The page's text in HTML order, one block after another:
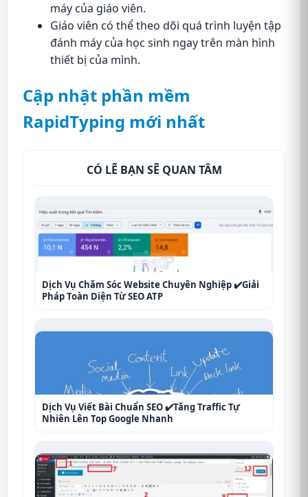
máy của giáo viên.
Giáo viên có thể theo dõi quá trình luyện tập
đánh máy của học sinh ngay trên màn hình
thiết bị của mình.
Cập nhật phần mềm
RapidTyping mới nhất
CÓ LẼ BẠN SẼ QUAN TÂM
Dịch Vụ Chăm Sóc Website Chuyên Nghiệp ✔️Giải
Pháp Toàn Diện Từ SEO ATP
Dịch Vụ Viết Bài Chuẩn SEO ✔️Tăng Traffic Tự
Nhiên Lên Top Google Nhanh